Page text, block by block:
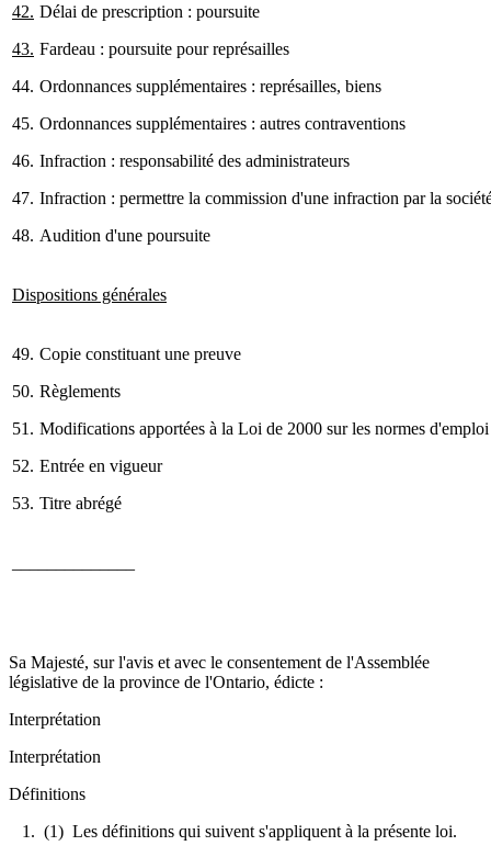
42.
43.
44.
45.
46.
47.
48.
Délai de prescription : poursuite
Fardeau : poursuite pour représailles
Ordonnances supplémentaires : représailles, biens
Ordonnances supplémentaires : autres contraventions
Infraction : responsabilité des administrateurs
Infraction : permettre la commission d'une infraction par la
Audition d'une poursuite
Dispositions générales
49.
50.
51.
52.
53.
Copie constituant une preuve
Règlements
Modifications apportées à la Loi de 2000 sur les normes d'emploi
Entrée en vigueur
Titre abrégé
Sa Majesté, sur l'avis et avec le consentement de l'Assemblée
législative de la province de l'Ontario, édicte :
Interprétation
Interprétation
Définitions
1. (1) Les définitions qui suivent s'appliquent à la présente loi.